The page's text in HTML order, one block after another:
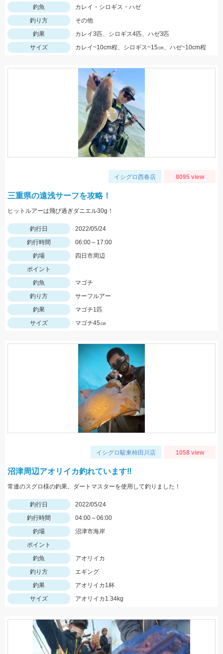
釣魚
カレイ・シロギス・ハゼ
釣り方
その他
釣果
カレイ3匹、シロギス4匹、ハゼ3匹
サイズ
カレイ~10cm程、シロギス~15㎝、ハゼ~10cm程
イシグロ西春店 8095 view
三重県の遠浅サーフを攻略！
ヒットルアーは飛び過ぎダニエル30g！
釣行日
2022/05/24
釣行時間
06:00～17:00
釣場
四日市周辺
ポイント
釣魚
マゴチ
釣り方
サーフルアー
釣果
マゴチ1匹
サイズ
マゴチ45㎝
イシグロ駿東柿田川店 1058 view
沼津周辺アオリイカ釣れています‼
常連のスグロ様の釣果。ダートマスターを使用して釣りました！
釣行日
2022/05/24
釣行時間
04:00～06:00
釣場
沼津市海岸
ポイント
釣魚
アオリイカ
釣り方
エギング
釣果
アオリイカ1杯
サイズ
アオリイカ1.34kg